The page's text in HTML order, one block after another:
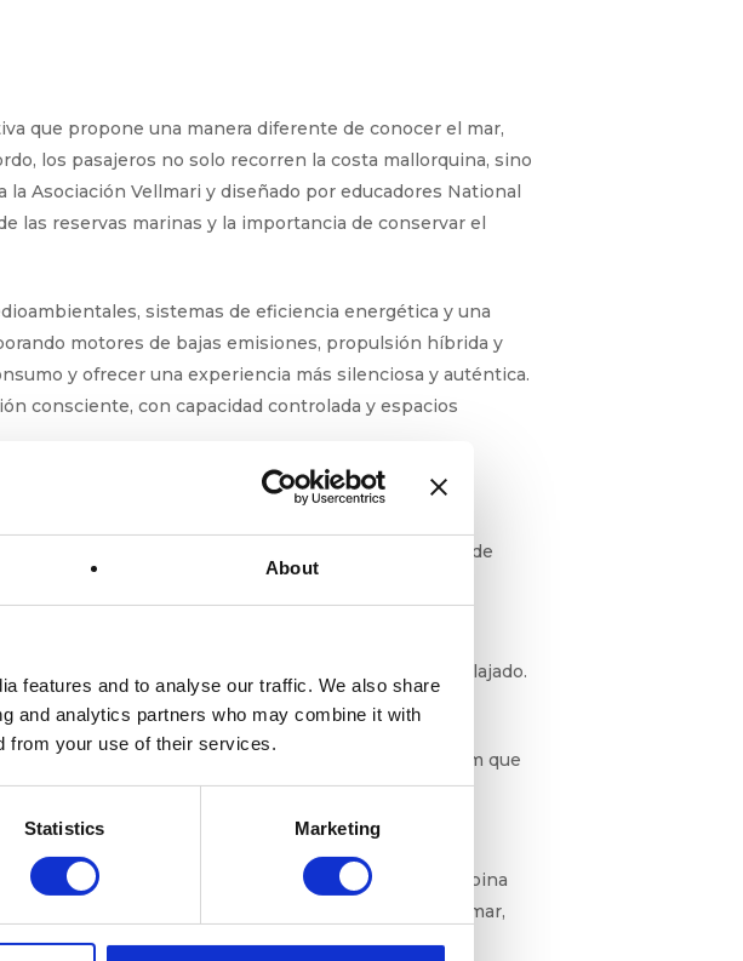
About
features and to analyse our traffic. We also share
and analytics partners who may combine it with
from your use of their services.
Statistics Marketing
que propone una manera diferente de conocer el mar,
los pasajeros no solo recorren la costa mallorquina, sino
Asociación Vellmari y diseñado por educadores National
las reservas marinas y la importancia de conservar el
sistemas de eficiencia energética y una
motores de bajas emisiones, propulsión híbrida y
y ofrecer una experiencia más silenciosa y auténtica.
consciente, con capacidad controlada y espacios
para ofrecer distintas formas de disfrutar del mar y de
y la privacidad.
disfrutar de la navegación en un ambiente social y relajado.
alineándose con un turismo premium que
turístico responsable y de alto valor añadido,
náutico en el Mediterráneo. Un proyecto que combina
y que invita a descubrir Mallorca desde el mar,